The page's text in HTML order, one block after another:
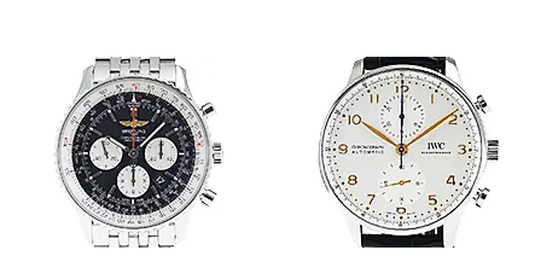
BULOVA
ブローバ
BVLGARI
ブルガリ
CARL F. BUCHERER
カール F. ブヘラ
CARTIER
カルティエ
CASIO CEDRIC JOHNER